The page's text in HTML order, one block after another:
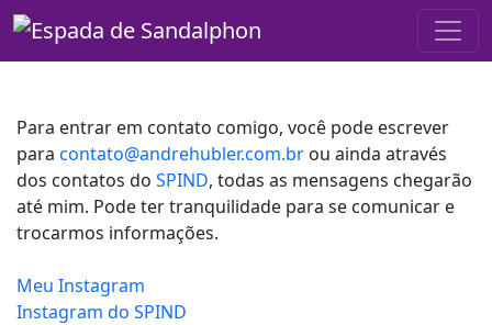
Para entrar em contato comigo, você pode escrever
para contato@andrehubler.com.br ou ainda através
dos contatos do SPIND, todas as mensagens chegarão
até mim. Pode ter tranquilidade para se comunicar e
trocarmos informações.
Meu Instagram
Instagram do SPIND